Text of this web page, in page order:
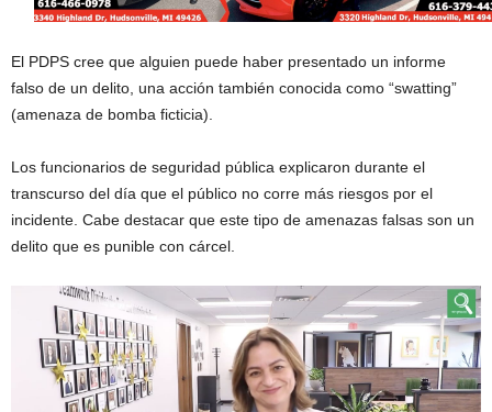
El PDPS cree que alguien puede haber presentado un informe
falso de un delito, una acción también conocida como “swatting”
(amenaza de bomba ficticia).
Los funcionarios de seguridad pública explicaron durante el
transcurso del día que el público no corre más riesgos por el
incidente. Cabe destacar que este tipo de amenazas falsas son un
delito que es punible con cárcel.